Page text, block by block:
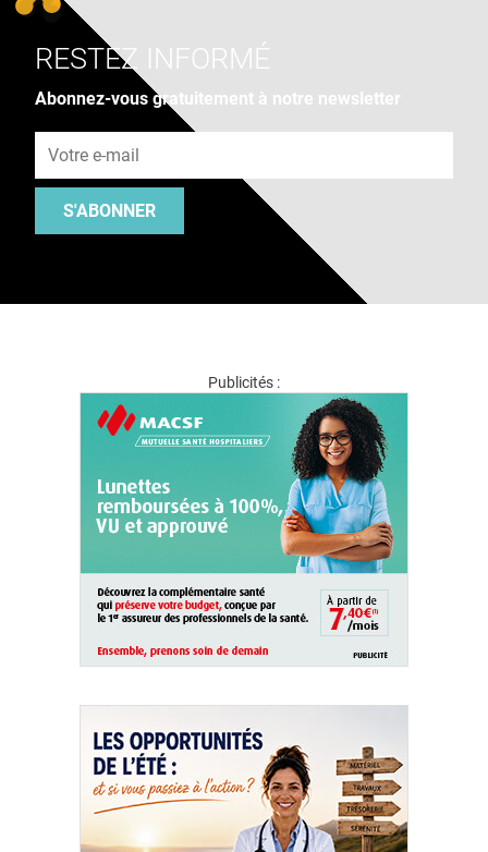
RESTEZ INFORMÉ
Abonnez-vous gratuitement à notre newsletter
S'ABONNER
Publicités :